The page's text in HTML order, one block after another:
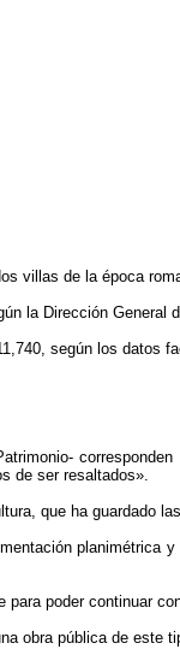
villas de la época
la Dirección General
según los datos
de ser resaltados».
que ha guardado
poder continuar
obra pública de